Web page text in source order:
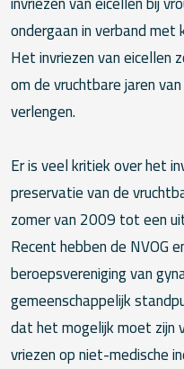
ondergaan in verband
Het invriezen van eicellen
om de vruchtbare jaren
verlengen.
Er is veel kritiek over het
preservatie van de
zomer van 2009 tot een
Recent hebben de NVOG
beroepsvereniging van
gemeenschappelijk
dat het mogelijk moet zijn
vriezen op niet-medische